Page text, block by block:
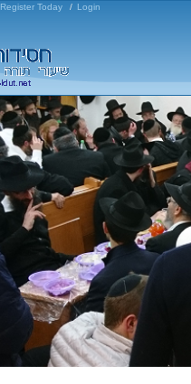
Register Today / Login